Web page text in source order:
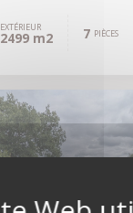
EXTÉRIEUR
2499 m2 7 PIÈCES